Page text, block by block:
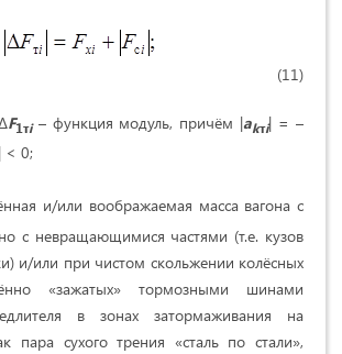
(11)
F1тi– функция модуль, причём |akтi| = –
< 0;
и/или воображаемая масса вагона с
с невращающимися частями (т.е. кузов
и/или при чистом скольжении колёсных
«зажатых» тормозными шинами
в зонах затормаживания на
пара сухого трения «сталь по стали»,